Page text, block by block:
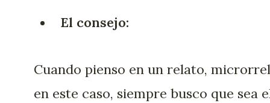
El consejo:
Cuando pienso en un relato,
en este caso, siempre busco que sea